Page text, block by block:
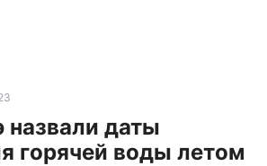
назвали даты
горячей воды летом